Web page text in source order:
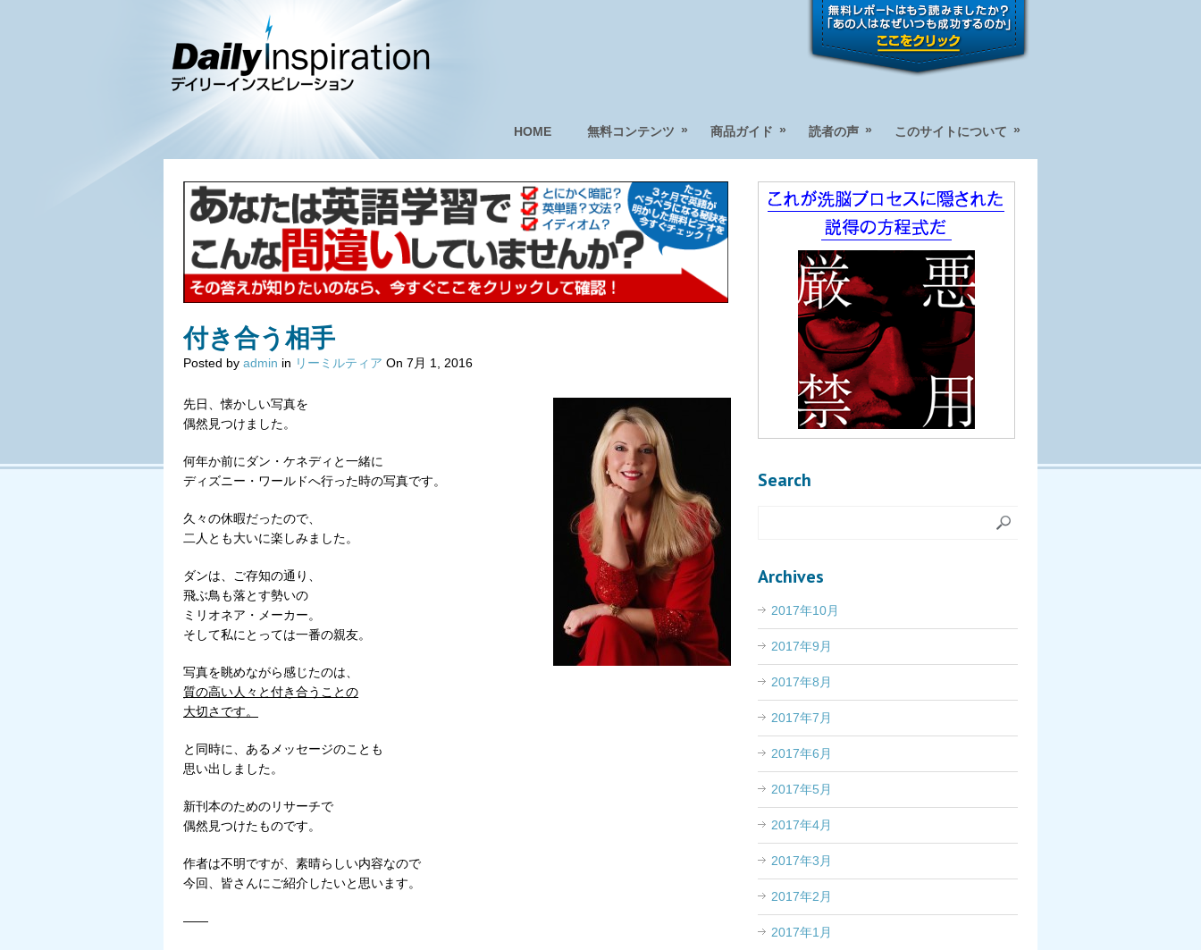
HOME 無料コンテンツ » 商品ガイド » 読者の声 » このサイトについて »
付き合う相手
Posted by admin in リーミルティア On 7月 1, 2016
先日、懐かしい写真を
偶然見つけました。
何年か前にダン・ケネディと一緒に
ディズニー・ワールドへ行った時の写真です。
久々の休暇だったので、
二人とも大いに楽しみました。
ダンは、ご存知の通り、
飛ぶ鳥も落とす勢いの
ミリオネア・メーカー。
そして私にとっては一番の親友。
写真を眺めながら感じたのは、
質の高い人々と付き合うことの
大切さです。
と同時に、あるメッセージのことも
思い出しました。
新刊本のためのリサーチで
偶然見つけたものです。
作者は不明ですが、素晴らしい内容なので
今回、皆さんにご紹介したいと思います。
——
Search
Archives
2017年10月
2017年9月
2017年8月
2017年7月
2017年6月
2017年5月
2017年4月
2017年3月
2017年2月
2017年1月